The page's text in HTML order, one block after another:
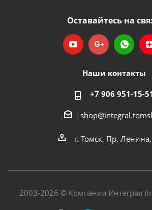
Оставайтесь на
Наши контакты
+7 906 951-15-
г. Томск, Пр.
2003-2026 © Компания Интеграл